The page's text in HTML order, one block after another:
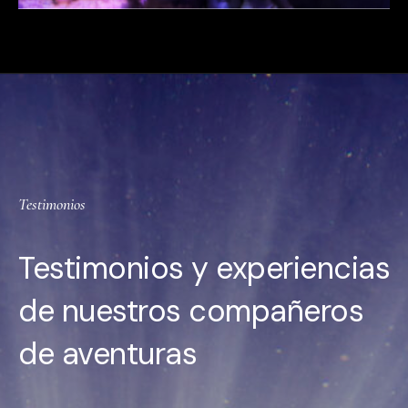
Testimonios
Testimonios y experiencias
de nuestros compañeros
de aventuras